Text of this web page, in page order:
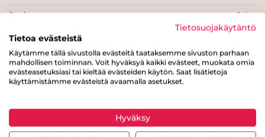
Suolaa 0.4 g
Tulosta sivu Jaa tuote
Tietosuojakäytäntö
Tietoa evästeistä
Käytämme tällä sivustolla evästeitä taataksemme sivuston parhaan
mahdollisen toiminnan. Voit hyväksyä kaikki evästeet, muokata omia
evästeasetuksiasi tai kieltää evästeiden käytön. Saat lisätietoja
käyttämistämme evästeistä avaamalla asetukset.
Hyväksy